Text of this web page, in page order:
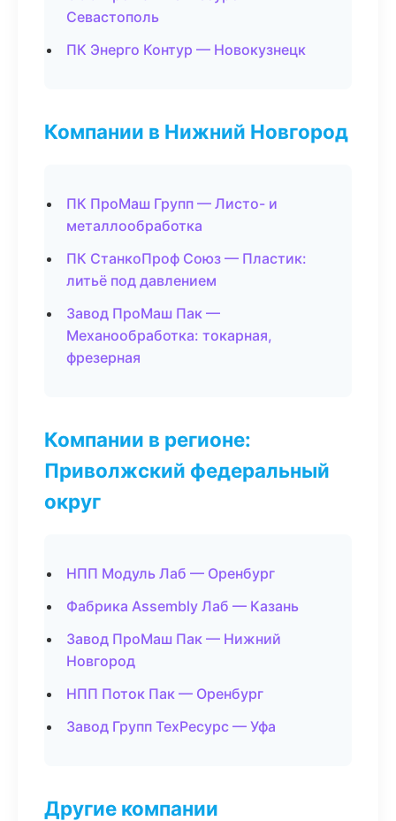
Севастополь
ПК Энерго Контур — Новокузнецк
Компании в Нижний Новгород
ПК ПроМаш Групп — Листо- и
металлообработка
ПК СтанкоПроф Союз — Пластик:
литьё под давлением
Завод ПроМаш Пак —
Механообработка: токарная,
фрезерная
Компании в регионе:
Приволжский федеральный
округ
НПП Модуль Лаб — Оренбург
Фабрика Assembly Лаб — Казань
Завод ПроМаш Пак — Нижний
Новгород
НПП Поток Пак — Оренбург
Завод Групп ТехРесурс — Уфа
Другие компании